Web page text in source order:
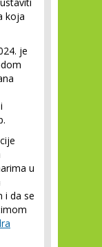
koja
je
u
i da se